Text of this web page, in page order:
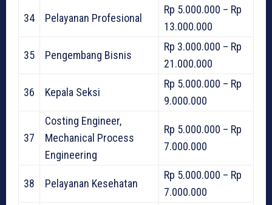
34 Pelayanan Profesional
Rp 5.000.000 – Rp
13.000.000
35 Pengembang Bisnis
Rp 3.000.000 – Rp
21.000.000
36 Kepala Seksi
Rp 5.000.000 – Rp
9.000.000
37
Costing Engineer,
Mechanical Process
Engineering
Rp 5.000.000 – Rp
7.000.000
38 Pelayanan Kesehatan
Rp 5.000.000 – Rp
7.000.000